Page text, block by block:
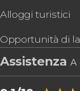
Alloggi turistici
Opportunità di
AssistenzaA